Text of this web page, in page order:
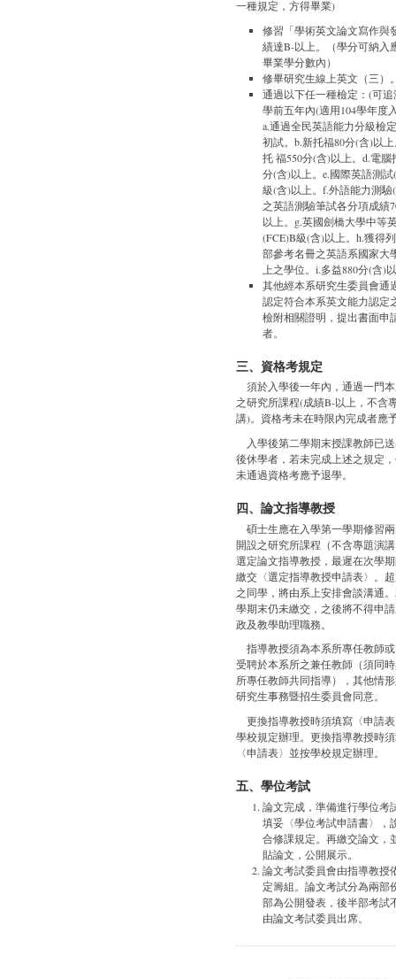
一種規定，方得畢業)
修習「學術英文論文寫作與
績達B-以上。（學分可納入
畢業學分數內）
修畢研究生線上英文（三）
通過以下任一種檢定：(可
學前五年內(適用104學年度
a.通過全民英語能力分級檢
初試。b.新托福80分(含)以
托 福550分(含)以上。d.電腦
分(含)以上。e.國際英語測試
級(含)以上。f.外語能力測驗
之英語測驗筆試各分項成績
以上。g.英國劍橋大學中等
(FCE)B級(含)以上。h.獲得
部參考名冊之英語系國家大
上之學位。i.多益880分(含)
其他經本系研究生委員會通
認定符合本系英文能力認定
檢附相關證明，提出書面申
者。
三、資格考規定
須於入學後一年內，通過一門
之研究所課程(成績B-以上，不含
講)。資格考未在時限內完成者應
入學後第二學期末授課教師已
後休學者，若未完成上述之規定
未通過資格考應予退學。
四、論文指導教授
碩士生應在入學第一學期修習
開設之研究所課程（不含專題演
選定論文指導教授，最遲在次學
繳交〈選定指導教授申請表〉。
之同學，將由系上安排會談溝通
學期末仍未繳交，之後將不得申
政及教學助理職務。
指導教授須為本系所專任教師
受聘於本系所之兼任教師（須同
所專任教師共同指導），其他情
研究生事務暨招生委員會同意。
更換指導教授時須填寫〈申請
學校規定辦理。更換指導教授時
〈申請表〉並按學校規定辦理。
五、學位考試
論文完成，準備進行學位考
填妥〈學位考試申請書〉，
合修課規定。再繳交論文，
貼論文，公開展示。
論文考試委員會由指導教授
定籌組。論文考試分為兩部
部為公開發表，後半部考試
由論文考試委員出席。